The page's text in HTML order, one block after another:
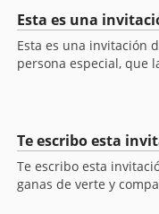
Esta es una
Esta es una invitación
persona especial, que
Te escribo esta
Te escribo esta
ganas de verte y